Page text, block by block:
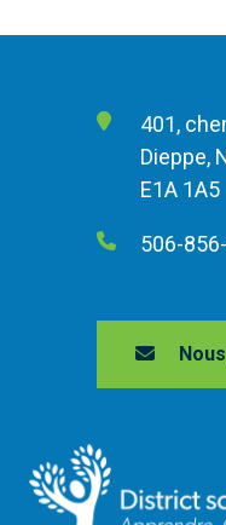
401,
Dieppe,
E1A 1A5
506-